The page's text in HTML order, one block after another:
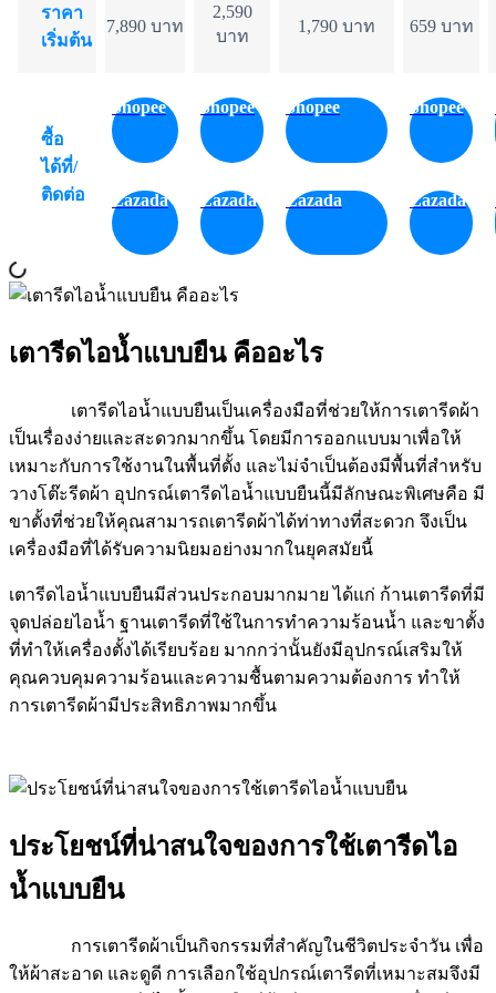
ราคา
เริ่มต้น
7,890 บาท
2,590
บาท
1,790 บาท 659 บาท
ซื้อ
ได้ที่/
ติดต่อ
Shopee
Lazada
Shopee
Lazada
Shopee
Lazada
Shopee
Lazada
เตารีดไอน้ำแบบยืน คืออะไร
เตารีดไอน้ำแบบยืนเป็นเครื่องมือที่ช่วยให้การเตารีดผ้า
เป็นเรื่องง่ายและสะดวกมากขึ้น โดยมีการออกแบบมาเพื่อให้
เหมาะกับการใช้งานในพื้นที่ตั้ง และไม่จำเป็นต้องมีพื้นที่สำหรับ
วางโต๊ะรีดผ้า อุปกรณ์เตารีดไอน้ำแบบยืนนี้มีลักษณะพิเศษคือ มี
ขาตั้งที่ช่วยให้คุณสามารถเตารีดผ้าได้ท่าทางที่สะดวก จึงเป็น
เครื่องมือที่ได้รับความนิยมอย่างมากในยุคสมัยนี้
เตารีดไอน้ำแบบยืนมีส่วนประกอบมากมาย ได้แก่ ก้านเตารีดที่มี
จุดปล่อยไอน้ำ ฐานเตารีดที่ใช้ในการทำความร้อนน้ำ และขาตั้ง
ที่ทำให้เครื่องตั้งได้เรียบร้อย มากกว่านั้นยังมีอุปกรณ์เสริมให้
คุณควบคุมความร้อนและความชื้นตามความต้องการ ทำให้
การเตารีดผ้ามีประสิทธิภาพมากขึ้น
ประโยชน์ที่น่าสนใจของการใช้เตารีดไอ
น้ำแบบยืน
การเตารีดผ้าเป็นกิจกรรมที่สำคัญในชีวิตประจำวัน เพื่อ
ให้ผ้าสะอาด และดูดี การเลือกใช้อุปกรณ์เตารีดที่เหมาะสมจึงมี